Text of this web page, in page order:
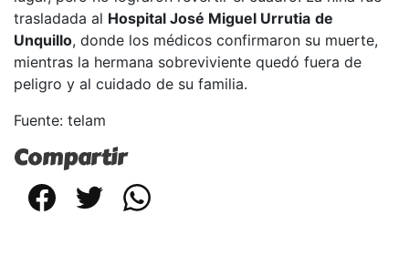
trasladada al Hospital José Miguel Urrutia de
Unquillo, donde los médicos confirmaron su muerte,
mientras la hermana sobreviviente quedó fuera de
peligro y al cuidado de su familia.
Fuente: telam
Compartir
FacebookTwitterWhatsApp